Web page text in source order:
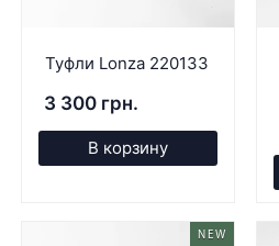
Туфли Lonza 220133
3 300 грн.
В корзину
NEW